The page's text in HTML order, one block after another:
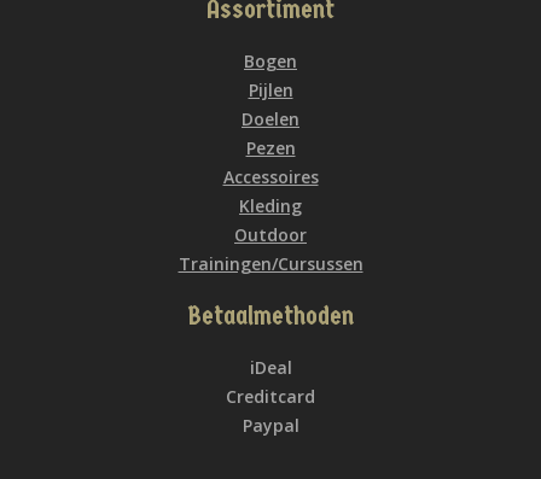
Assortiment
Bogen
Pijlen
Doelen
Pezen
Accessoires
Kleding
Outdoor
Trainingen/Cursussen
Betaalmethoden
iDeal
Creditcard
Paypal